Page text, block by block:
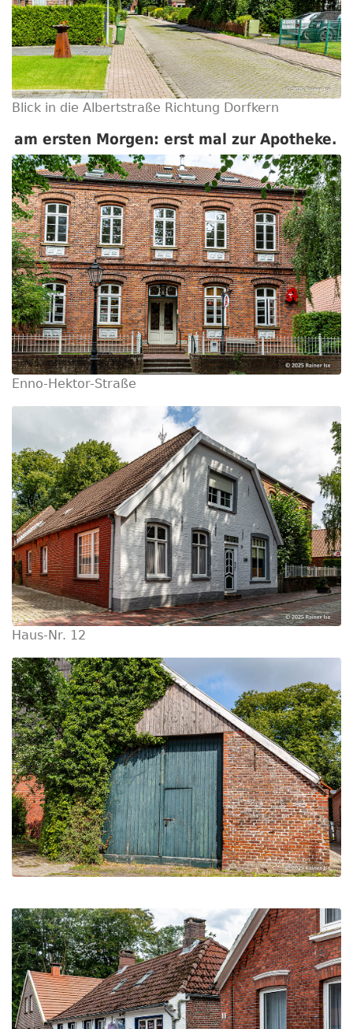
Blick in die Albertstraße Richtung Dorfkern
am ersten Morgen: erst mal zur Apotheke.
Enno-Hektor-Straße
Haus-Nr. 12